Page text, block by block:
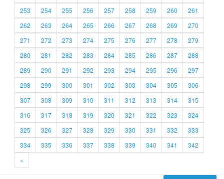
253
254 255 256 257 258 259 260
261
262
263 264 265 266 267 268 269
270
271
272 273 274 275 276 277 278
279
280
281 282 283 284 285 286 287
288
289
290 291 292 293 294 295 296
297
298
299 300 301 302 303 304 305
306
307
308 309 310 311 312 313 314
315
316
317 318 319 320 321 322 323
324
325
326 327 328 329 330 331 332
333
334
335 336 337 338 339 340 341
342
»